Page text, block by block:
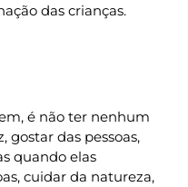
das crianças.
é não ter nenhum
gostar das pessoas,
quando elas
cuidar da natureza,